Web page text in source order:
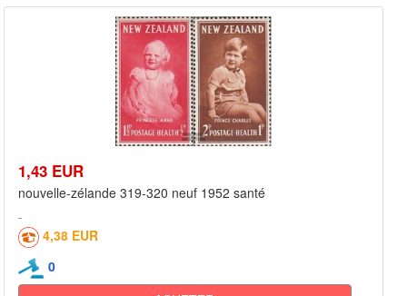
1,43 EUR
nouvelle-zélande 319-320 neuf 1952 santé
4,38 EUR
0